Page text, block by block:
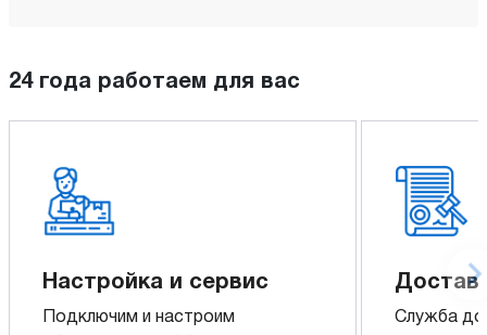
24 года работаем для вас
Настройка и сервис
Подключим и настроим
Служба